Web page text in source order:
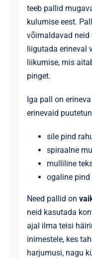
teeb pallid
kulumise eest.
võimaldavad neid
liigutada erineval
liikumise, mis
pinget.
Iga pall on
erinevaid
sile pind
spiraalne
mulliline
ogaline pind
Need pallid on
neid kasutada
ajal ilma teisi
inimestele, kes
harjumusi, nagu